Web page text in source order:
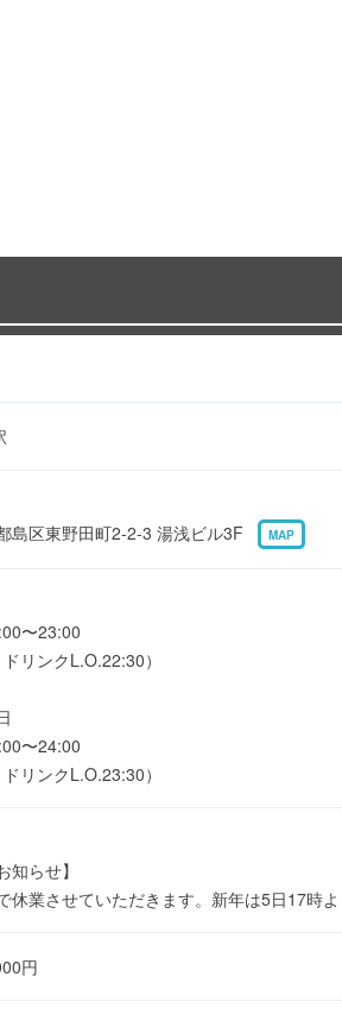
島区東野田町2-2-3 湯浅ビル3F
MAP
〜23:00
リンクL.O.22:30）
〜24:00
リンクL.O.23:30）
知らせ】
休業させていただきます。新年は5日17時よ
円